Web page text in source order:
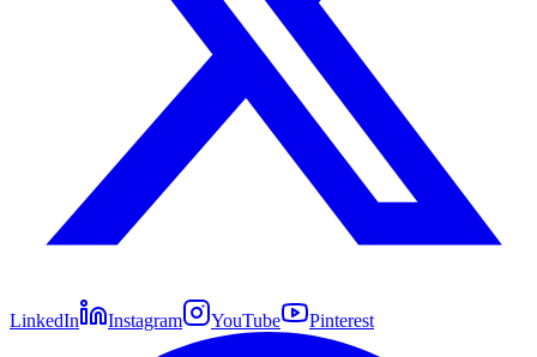
LinkedIn Instagram YouTube Pinterest